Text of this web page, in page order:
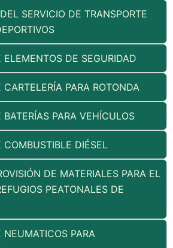
SERVICIO DE TRANSPORTE
DE SEGURIDAD
PARA ROTONDA
PARA VEHÍCULOS
DIÉSEL
DE MATERIALES PARA EL
PEATONALES DE
PARA